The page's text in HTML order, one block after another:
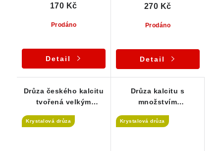
Prodáno
170 Kč
Detail
Prodáno
270 Kč
Detail
Drůza českého kalcitu
tvořená velkým
špiček
Krystalová drůza
Drůza kalcitu s
množstvím
krystalků pokrytých
Krystalová drůza